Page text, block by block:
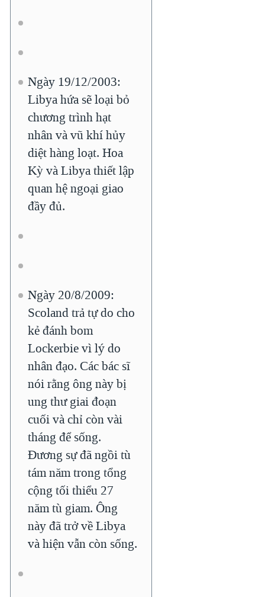
Ngày 19/12/2003:
Libya hứa sẽ loại bỏ
chương trình hạt
nhân và vũ khí hủy
diệt hàng loạt. Hoa
Kỳ và Libya thiết lập
quan hệ ngoại giao
đầy đủ.
Ngày 20/8/2009:
Scoland trả tự do cho
kẻ đánh bom
Lockerbie vì lý do
nhân đạo. Các bác sĩ
nói rằng ông này bị
ung thư giai đoạn
cuối và chỉ còn vài
tháng để sống.
Đương sự đã ngồi tù
tám năm trong tổng
cộng tối thiểu 27
năm tù giam. Ông
này đã trở về Libya
và hiện vẫn còn sống.